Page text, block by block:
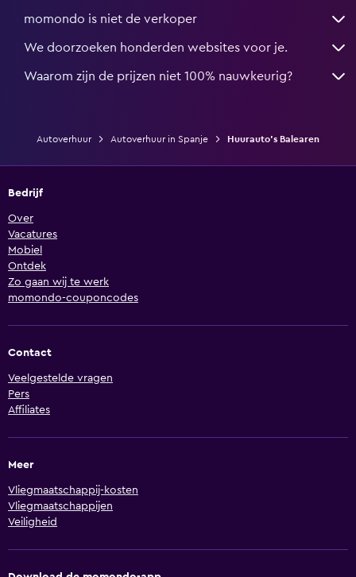
momondo is niet de verkoper
We doorzoeken honderden websites voor je.
Waarom zijn de prijzen niet 100% nauwkeurig?
Autoverhuur Autoverhuur in Spanje Huurauto's Balearen
Bedrijf
Over
Vacatures
Mobiel
Ontdek
Zo gaan wij te werk
momondo-couponcodes
Contact
Veelgestelde vragen
Pers
Affiliates
Meer
Vliegmaatschappij-kosten
Vliegmaatschappijen
Veiligheid